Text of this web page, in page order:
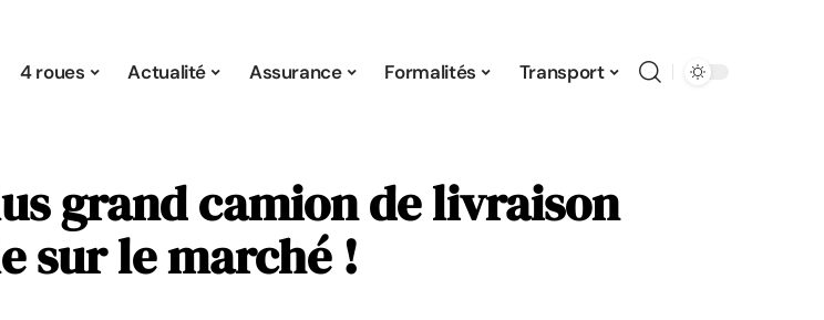
4 roues Actualité Assurance Formalités Transport
grand camion de livraison
sur le marché !